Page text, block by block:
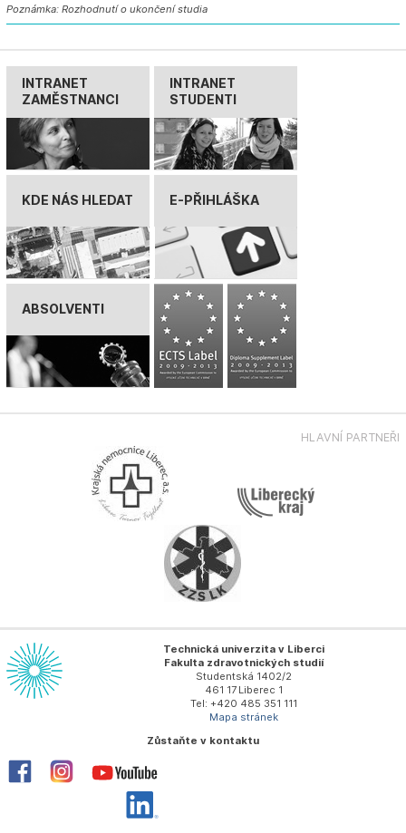
Poznámka: Rozhodnutí o ukončení studia
INTRANET
ZAMĚSTNANCI
INTRANET
STUDENTI
KDE NÁS HLEDAT E-PŘIHLÁŠKA
ABSOLVENTI
HLAVNÍ PARTNEŘI
Technická univerzita v Liberci
Fakulta zdravotnických studií
Studentská 1402/2
461 17 Liberec 1
Tel: +420 485 351 111
Mapa stránek
Zůstaňte v kontaktu